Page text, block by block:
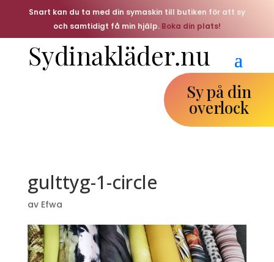
Snart kan du ta med din symaskin till butiken för att sy
och samtidigt få min hjälp. Boka din plats!
Sy på din
overlock
gulttyg-1-circle
av Efwa